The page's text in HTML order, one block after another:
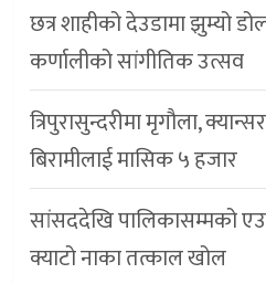
छत्र शाहीको देउडामा झुम्यो
कर्णालीको सांगीतिक उत्सव
त्रिपुरासुन्दरीमा मृगौला,
बिरामीलाई मासिक ५ हजार
सांसददेखि पालिकासम्मको
क्याटो नाका तत्काल खोल